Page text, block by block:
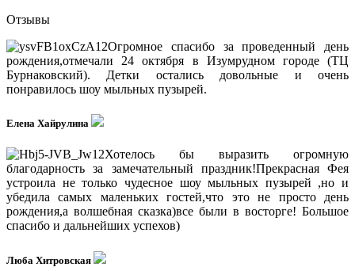
Отзывы
Огромное спасибо за проведенный день
рождения,отмечали 24 октября в Изумрудном городе (ТЦ
Бурнаковский). Детки остались довольные и очень
понравилось шоу мыльных пузырей.
Елена Хайрулина
Хотелось бы выразить огромную
благодарность за замечательный праздник!Прекрасная Фея
устроила не только чудесное шоу мыльных пузырей ,но и
убедила самых маленьких гостей,что это не просто день
рождения,а волшебная сказка)все были в восторге! Большое
спасибо и дальнейших успехов)
Люба Хитровская